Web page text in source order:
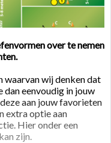
over te nemen
waarvan wij denken dat
dan eenvoudig in jouw
aan jouw favorieten
extra optie aan
Hier onder een
zijn.